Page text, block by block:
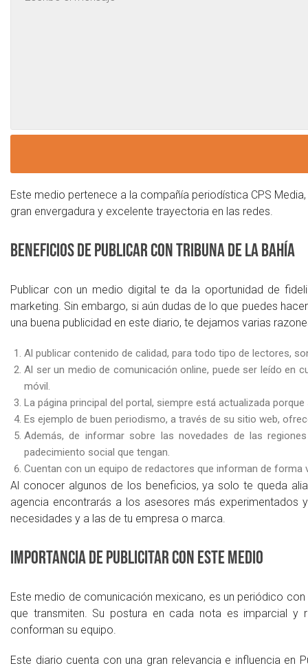
Este medio pertenece a la compañía periodística CPS
gran envergadura y excelente trayectoria en las redes.
Beneficios de publicar con Tribuna de la Bahía
Publicar con un medio digital te da la oportunidad de
marketing. Sin embargo, si aún dudas de lo que puedes
una buena publicidad en este diario, te dejamos varias
Al publicar contenido de calidad, para todo tipo de lectores,
Al ser un medio de comunicación online, puede ser leído en
móvil.
La página principal del portal, siempre está actualizada
Es ejemplo de buen periodismo, a través de su sitio web,
Además, de informar sobre las novedades de las
padecimiento social que tengan.
Cuentan con un equipo de redactores que informan de
Al conocer algunos de los beneficios, ya solo te queda
agencia encontrarás a los asesores más
necesidades y a las de tu empresa o marca.
Importancia de publicitar con este medio
Este medio de comunicación mexicano, es un periódico
que transmiten. Su postura en cada nota es imparcial y
conforman su equipo.
Este diario cuenta con una gran relevancia e influencia en